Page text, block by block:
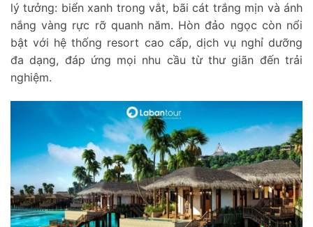
lý tưởng: biển xanh trong vắt, bãi cát trắng mịn và ánh
nắng vàng rực rỡ quanh năm. Hòn đảo ngọc còn nổi
bật với hệ thống resort cao cấp, dịch vụ nghỉ dưỡng
đa dạng, đáp ứng mọi nhu cầu từ thư giãn đến trải
nghiệm.